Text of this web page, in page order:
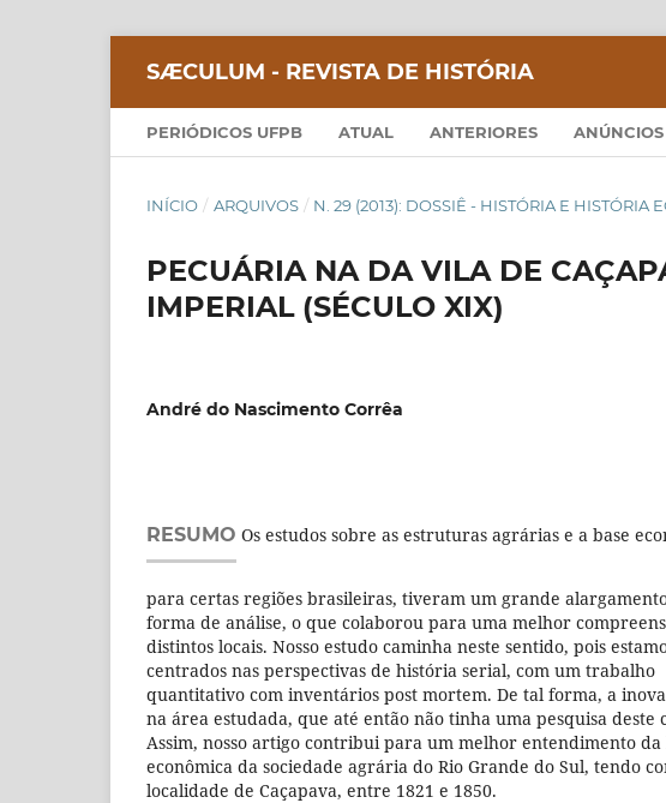
SÆCULUM - REVISTA DE HISTÓRIA
PERIÓDICOS UFPB ATUAL ANTERIORES ANÚNCIOS
INÍCIO / ARQUIVOS / N. 29 (2013): DOSSIÊ - HISTÓRIA E HISTÓRIA
PECUÁRIA NA DA VILA DE
IMPERIAL (SÉCULO XIX)
André do Nascimento Corrêa
RESUMO Os estudos sobre as estruturas agrárias e a base
para certas regiões brasileiras, tiveram um grande
forma de análise, o que colaborou para uma melhor
distintos locais. Nosso estudo caminha neste sentido, pois
centrados nas perspectivas de história serial, com um trabalho
quantitativo com inventários post mortem. De tal forma, a
na área estudada, que até então não tinha uma pesquisa deste
Assim, nosso artigo contribui para um melhor entendimento da
econômica da sociedade agrária do Rio Grande do Sul, tendo
localidade de Caçapava, entre 1821 e 1850.